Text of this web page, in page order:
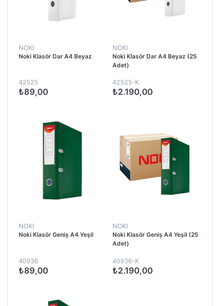
NOKI
Noki Klasör Dar A4 Beyaz
42525
₺89,00
NOKI
Noki Klasör Dar A4 Beyaz (25
Adet)
42525-K
₺2.190,00
NOKI
Noki Klasör Geniş A4 Yeşil
40936
₺89,00
NOKI
Noki Klasör Geniş A4 Yeşil (25
Adet)
40936-K
₺2.190,00